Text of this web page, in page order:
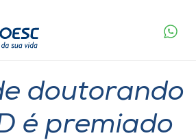
do Maranhão
doutorando
é premiado